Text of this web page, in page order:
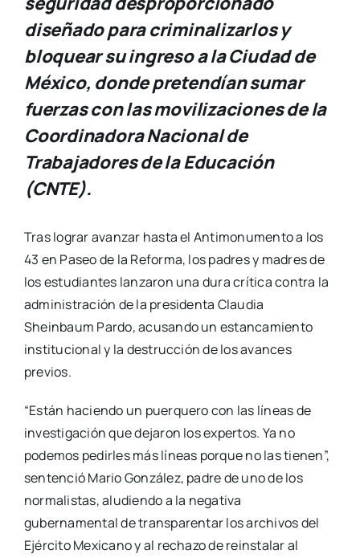
diseñado para criminalizarlos y
bloquear su ingreso a la Ciudad de
México, donde pretendían sumar
fuerzas con las movilizaciones de la
Coordinadora Nacional de
Trabajadores de la Educación
(CNTE).
Tras lograr avanzar hasta el Antimonumento a los
43 en Paseo de la Reforma, los padres y madres de
los estudiantes lanzaron una dura crítica contra la
administración de la presidenta Claudia
Sheinbaum Pardo, acusando un estancamiento
institucional y la destrucción de los avances
previos.
“Están haciendo un puerquero con las líneas de
investigación que dejaron los expertos. Ya no
podemos pedirles más líneas porque no las tienen”,
sentenció Mario González, padre de uno de los
normalistas, aludiendo a la negativa
gubernamental de transparentar los archivos del
Ejército Mexicano y al rechazo de reinstalar al